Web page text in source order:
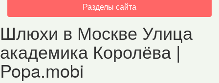
Toggle
navigation
Разделы сайта
Шлюхи в Москве Улица
академика Королёва |
Popa.mobi